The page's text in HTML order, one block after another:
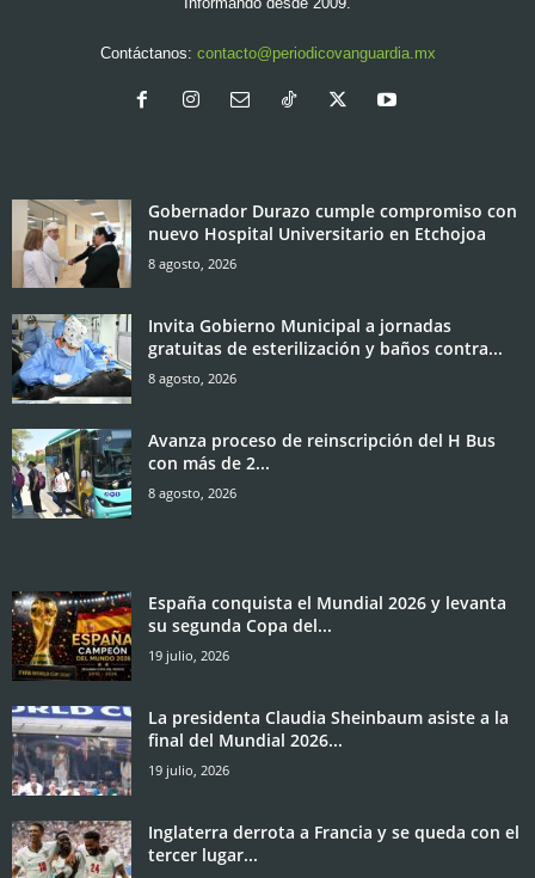
Contáctanos: contacto@periodicovanguardia.mx
Gobernador Durazo cumple compromiso con
nuevo Hospital Universitario en Etchojoa
8 agosto, 2026
Invita Gobierno Municipal a jornadas
gratuitas de esterilización y baños contra...
8 agosto, 2026
Avanza proceso de reinscripción del H Bus
con más de 2...
8 agosto, 2026
España conquista el Mundial 2026 y levanta
su segunda Copa del...
19 julio, 2026
La presidenta Claudia Sheinbaum asiste a la
final del Mundial 2026...
19 julio, 2026
Inglaterra derrota a Francia y se queda con el
tercer lugar...